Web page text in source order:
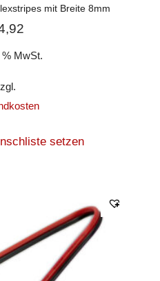
mit Breite 8mm
% MwSt.
setzen